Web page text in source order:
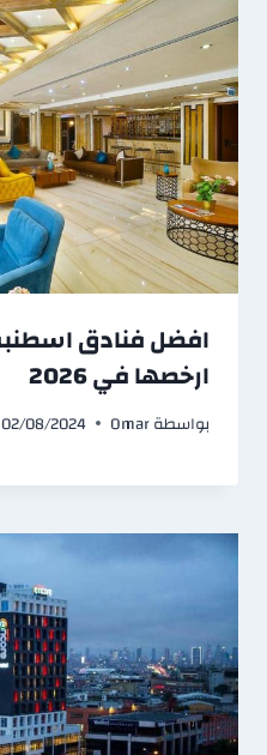
ارخصها في 2026
بواسطةOmar
02/08/2024